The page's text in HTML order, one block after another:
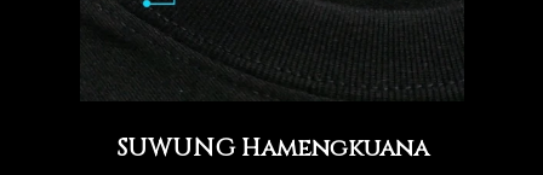
SUWUNG Hamengkuana